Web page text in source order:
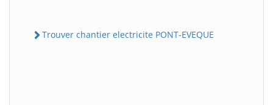
Trouver chantier electricite PONT-EVEQUE